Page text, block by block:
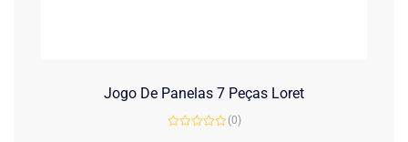
Jogo De Panelas 7 Peças Loret
(0)